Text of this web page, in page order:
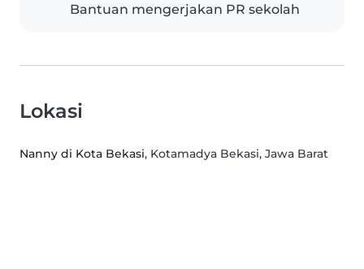
Bantuan mengerjakan PR sekolah
Lokasi
Nanny di Kota Bekasi, Kotamadya Bekasi, Jawa Barat